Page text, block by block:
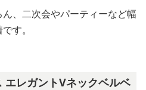
、二次会やパーティーなど幅
す。
エレガントVネックベルベ